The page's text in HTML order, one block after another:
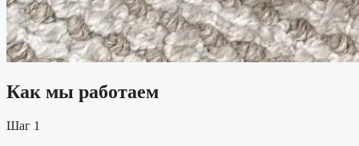
Как мы работаем
Шаг 1